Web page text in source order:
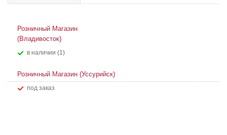
Розничный Магазин
(Владивосток)
В наличии (1)
Розничный Магазин (Уссурийск)
Под заказ